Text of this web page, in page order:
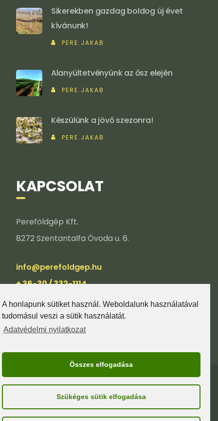
Sikerekben gazdag boldog új évet
kívánunk!
PERE.JAKAB
Alanyültetvényünk az ősz elején
PERE.JAKAB
Készülünk a jövő szezonra!
PERE.JAKAB
KAPCSOLAT
Pereföldgép Kft.
8272 Szentantalfa Óvoda u. 6.
info@perefoldgep.hu
+ 36-30 / 332-1114
© GEPI-SZOLOTELEPITES.HU I MINDEN JOG
FENNTARTVA.
A honlapunk sütiket használ. Weboldalunk használatával
tudomásul veszi a sütik használatát.
Adatvédelmi nyilatkozat
Összes elfogadása
Szükéges sütik elfogadása